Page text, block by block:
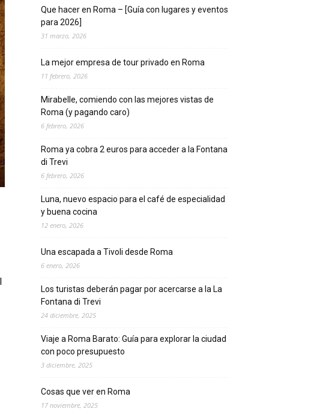
Que hacer en Roma – [Guía con lugares y eventos
para 2026]
31 marzo, 2026
La mejor empresa de tour privado en Roma
11 febrero, 2026
Mirabelle, comiendo con las mejores vistas de
Roma (y pagando caro)
6 febrero, 2026
Roma ya cobra 2 euros para acceder a la Fontana
di Trevi
6 febrero, 2026
Luna, nuevo espacio para el café de especialidad
y buena cocina
12 enero, 2026
Una escapada a Tivoli desde Roma
6 enero, 2026
Los turistas deberán pagar por acercarse a la La
Fontana di Trevi
24 diciembre, 2025
Viaje a Roma Barato: Guía para explorar la ciudad
con poco presupuesto
3 diciembre, 2025
Cosas que ver en Roma
17 noviembre, 2025